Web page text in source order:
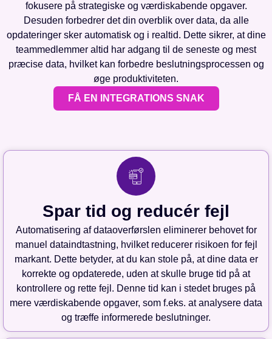
fokusere på strategiske og værdiskabende opgaver.
Desuden forbedrer det din overblik over data, da alle
opdateringer sker automatisk og i realtid. Dette sikrer, at dine
teammedlemmer altid har adgang til de seneste og mest
præcise data, hvilket kan forbedre beslutningsprocessen og
øge produktiviteten.
FÅ EN INTEGRATIONS SNAK
Spar tid og reducér fejl
Automatisering af dataoverførslen eliminerer behovet for
manuel dataindtastning, hvilket reducerer risikoen for fejl
markant. Dette betyder, at du kan stole på, at dine data er
korrekte og opdaterede, uden at skulle bruge tid på at
kontrollere og rette fejl. Denne tid kan i stedet bruges på
mere værdiskabende opgaver, som f.eks. at analysere data
og træffe informerede beslutninger.